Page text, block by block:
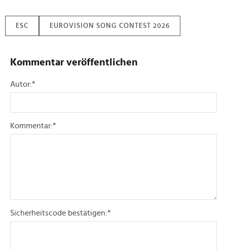
ESC EUROVISION SONG CONTEST 2026
Kommentar veröffentlichen
Autor:*
Kommentar:*
Sicherheitscode bestätigen:*